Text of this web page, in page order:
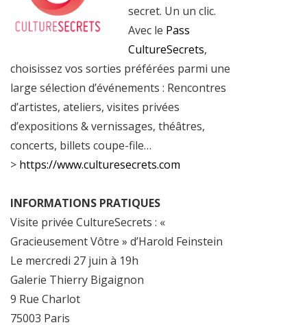
secret. Un un clic.
Avec le Pass
CultureSecrets,
choisissez vos sorties préférées parmi une
large sélection d’événements : Rencontres
d’artistes, ateliers, visites privées
d’expositions & vernissages, théâtres,
concerts, billets coupe-file…
> https://www.culturesecrets.com
INFORMATIONS PRATIQUES
Visite privée CultureSecrets : «
Gracieusement Vôtre » d’Harold Feinstein
Le mercredi 27 juin à 19h
Galerie Thierry Bigaignon
9 Rue Charlot
75003 Paris